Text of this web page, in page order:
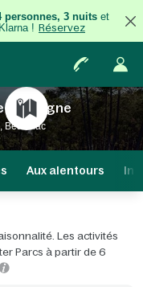
personnes, 3 nuits et
! Réservez
Gascogne
Beauziac
Aux alentours
Les activités
Parcs à partir de 6